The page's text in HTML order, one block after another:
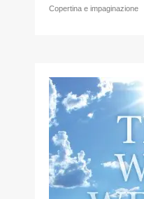
Copertina e impaginazione